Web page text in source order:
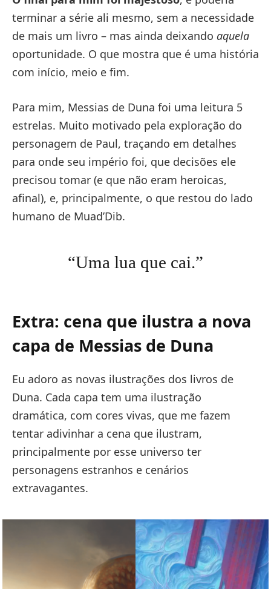
terminar a série ali mesmo, sem a necessidade
de mais um livro – mas ainda deixando aquela
oportunidade. O que mostra que é uma história
com início, meio e fim.
Para mim, Messias de Duna foi uma leitura 5
estrelas. Muito motivado pela exploração do
personagem de Paul, traçando em detalhes
para onde seu império foi, que decisões ele
precisou tomar (e que não eram heroicas,
afinal), e, principalmente, o que restou do lado
humano de Muad’Dib.
“Uma lua que cai.”
Extra: cena que ilustra a nova
capa de Messias de Duna
Eu adoro as novas ilustrações dos livros de
Duna. Cada capa tem uma ilustração
dramática, com cores vivas, que me fazem
tentar adivinhar a cena que ilustram,
principalmente por esse universo ter
personagens estranhos e cenários
extravagantes.